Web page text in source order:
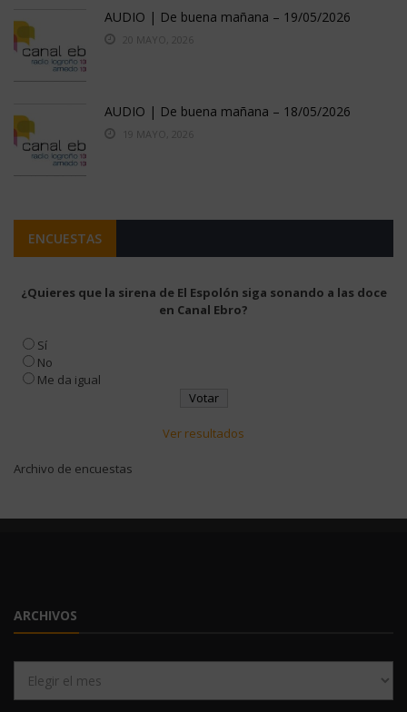
AUDIO | De buena mañana – 19/05/2026
20 MAYO, 2026
AUDIO | De buena mañana – 18/05/2026
19 MAYO, 2026
ENCUESTAS
¿Quieres que la sirena de El Espolón siga sonando a las doce
en Canal Ebro?
Sí
No
Me da igual
Ver resultados
Archivo de encuestas
ARCHIVOS